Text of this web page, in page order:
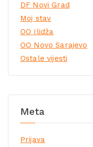
DF Novi Grad
Moj stav
OO Ilidža
OO Novo Sarajevo
Ostale vijesti
Meta
Prijava